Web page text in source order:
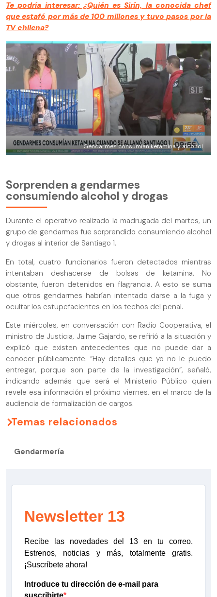
Te podría interesar: ¿Quién es Sirín, la conocida chef
que estafó por más de 100 millones y tuvo pasos por la
TV chilena?
Gendarmes consumían ketamina y alcohol.
Sorprenden a gendarmes
consumiendo alcohol y drogas
Durante el operativo realizado la madrugada del martes, un
grupo de gendarmes fue sorprendido consumiendo alcohol
y drogas al interior de Santiago 1.
En total, cuatro funcionarios fueron detectados mientras
intentaban deshacerse de bolsas de ketamina. No
obstante, fueron detenidos en flagrancia. A esto se suma
que otros gendarmes habrían intentado darse a la fuga y
ocultar los estupefacientes en los techos del penal.
Este miércoles, en conversación con Radio Cooperativa, el
ministro de Justicia, Jaime Gajardo, se refirió a la situación y
explicó que existen antecedentes que no puede dar a
conocer públicamente. “Hay detalles que yo no le puedo
entregar, porque son parte de la investigación”, señaló,
indicando además que será el Ministerio Público quien
revele esa información el próximo viernes, en el marco de la
audiencia de formalización de cargos.
Temas relacionados
Gendarmería
Newsletter 13
Recibe las novedades del 13 en tu correo.
Estrenos, noticias y más, totalmente gratis.
¡Suscríbete ahora!
Introduce tu dirección de e-mail para
suscribirte